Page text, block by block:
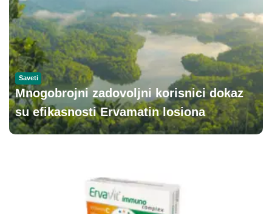
Saveti
Mnogobrojni zadovoljni korisnici dokaz
su efikasnosti Ervamatin losiona